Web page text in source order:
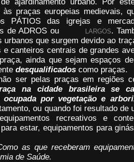
às praças europeias medievais,
PÁTIOS das igrejas e
de ADROS ou
LARGOS.
urbanos que surgem devido ao
e canteiros centrais de grandes
ainda que sejam espaços
desqualificados como praças.
ser pelas praças em regiões
na cidade brasileira se
ocupada por vegetação e
ou quando foi resultado de
recreativos e
estar, equipamentos para
as que receberam
de Saúde.